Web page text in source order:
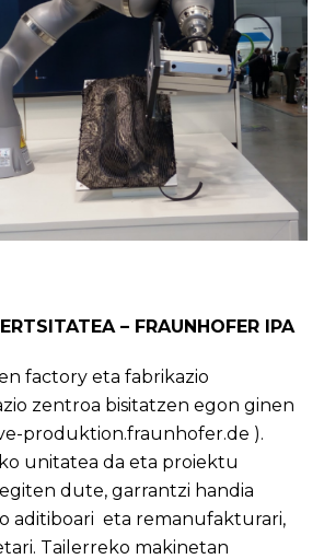
– FRAUNHOFER IPA
factory eta fabrikazio
zentroa bisitatzen egon ginen
produktion.fraunhofer.de ).
unitatea da eta proiektu
dute, garrantzi handia
aditiboari eta remanufakturari,
Tailerreko makinetan